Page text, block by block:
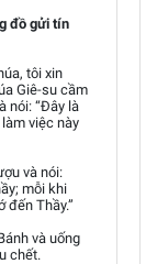
đồ gửi tín
tôi xin
Giê-su cầm
nói: “Đây là
việc này
và nói:
mỗi khi
đến Thầy.”
và uống
chết.